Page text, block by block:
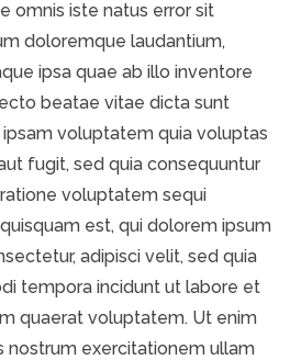
omnis iste natus error sit
doloremque laudantium,
ipsa quae ab illo inventore
beatae vitae dicta sunt
voluptatem quia voluptas
fugit, sed quia consequuntur
voluptatem sequi
est, qui dolorem ipsum
adipisci velit, sed quia
tempora incidunt ut labore et
quaerat voluptatem. Ut enim
nostrum exercitationem ullam